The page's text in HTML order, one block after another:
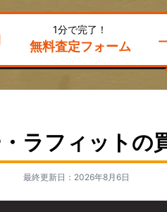
1分で完了！
無料査定フォーム
ラフィットの
最終更新日：2026年8月6日